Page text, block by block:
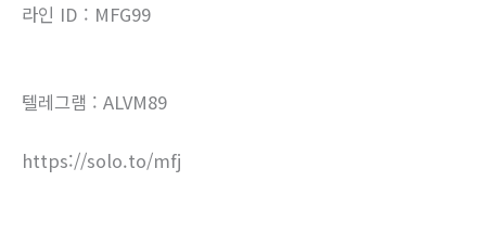
라인 ID : MFG99
텔레그램 : ALVM89
https://solo.to/mfj